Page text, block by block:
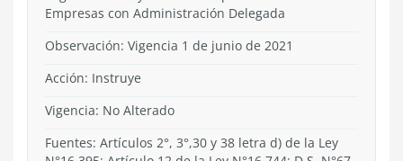
Empresas con Administración Delegada
Observación: Vigencia 1 de junio de 2021
Acción: Instruye
Vigencia: No Alterado
Fuentes: Artículos 2°, 3°,30 y 38 letra d) de la Ley